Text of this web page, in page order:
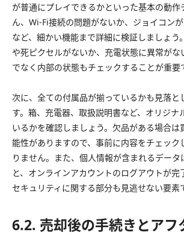
が普通にプレイできるかといった基本の動作
ん、Wi-Fi接続の問題がないか、ジョイコン
など、細かい機能まで詳細に検証しましょう
や死ピクセルがないか、充電状態に異常がな
でなく内部の状態もチェックすることが重要
次に、全ての付属品が揃っているかも見落と
す。箱、充電器、取扱説明書など、オリジナ
いるかを確認しましょう。欠品がある場合は
能性がありますので、事前に内容をチェック
りません。また、個人情報が含まれるデータ
と、オンラインアカウントのログアウトが完
セキュリティに関する部分も見逃せない要素
6.2. 売却後の手続きとアフ